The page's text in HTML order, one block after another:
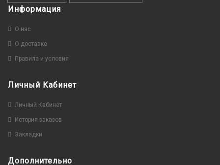
Информация
О нас
О доставке
Правила и условия
Личный Кабинет
Личный Кабинет
История заказов
Закладки
Дополнительно